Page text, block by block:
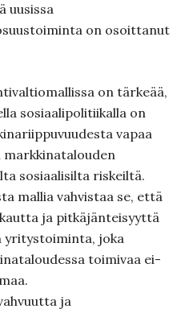
uusissa
on osoittanut
on tärkeää,
sosiaalipolitiikalla on
vapaa
markkinatalouden
sosiaalisilta riskeiltä.
mallia vahvistaa se, että
ja pitkäjänteisyyttä
yritystoiminta, joka
toimivaa ei-
ja